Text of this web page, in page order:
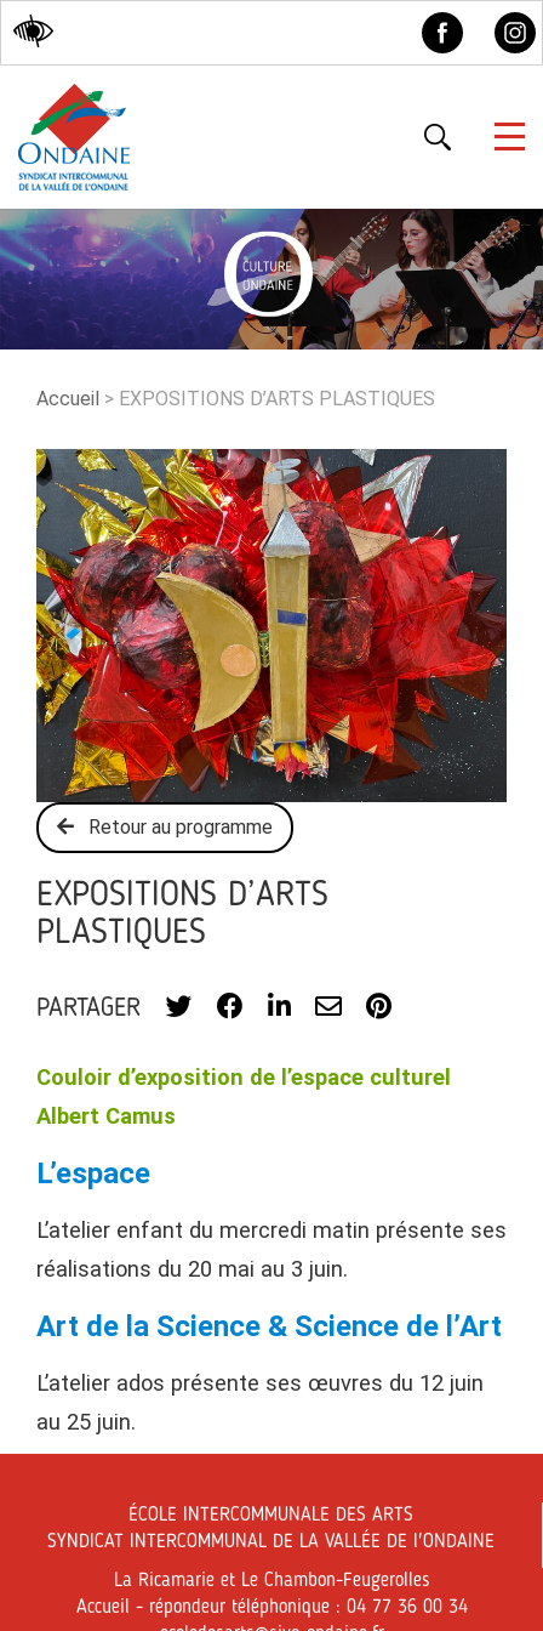
Accessibilité
Accueil > EXPOSITIONS D’ARTS PLASTIQUES
Retour au programme
EXPOSITIONS D’ARTS
PLASTIQUES
PARTAGER
Couloir d’exposition de l’espace culturel
Albert Camus
L’espace
L’atelier enfant du mercredi matin présente ses
réalisations du 20 mai au 3 juin.
Art de la Science & Science de l’Art
L’atelier ados présente ses œuvres du 12 juin
au 25 juin.
ÉCOLE INTERCOMMUNALE DES ARTS
SYNDICAT INTERCOMMUNAL DE LA VALLÉE DE l'ONDAINE
La Ricamarie et Le Chambon-Feugerolles
Accueil - répondeur téléphonique : 04 77 36 00 34